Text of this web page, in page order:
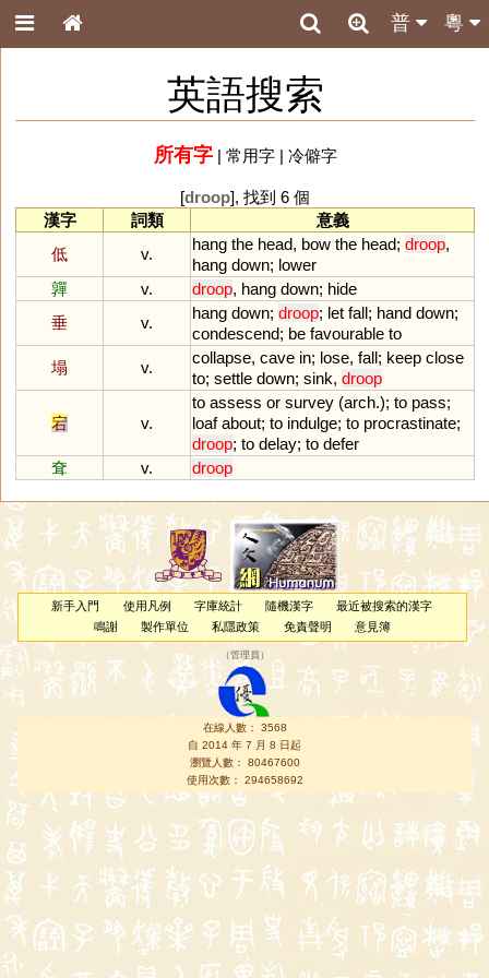
粵
普
英語搜索
所有字| 常用字| 冷僻字
[droop], 找到 6 個
漢字
詞類
意義
低
v.
hang the head, bow the head; droop,
hang down; lower
嚲
v. droop, hang down; hide
垂
v.
hang down; droop; let fall; hand down;
condescend; be favourable to
塌
v.
collapse, cave in; lose, fall; keep close
to; settle down; sink, droop
宕 v.
to assess or survey (arch.); to pass;
loaf about; to indulge; to procrastinate;
droop; to delay; to defer
耷
v. droop
新手入門 使用凡例 字庫統計 隨機漢字
最近被搜索的漢字
鳴謝
製作單位 私隱政策 免責聲明 意見簿
（管理員 ）
在線人數： 3568
自 2014 年 7 月 8 日起
瀏覽人數： 80467600
使用次數： 294658692